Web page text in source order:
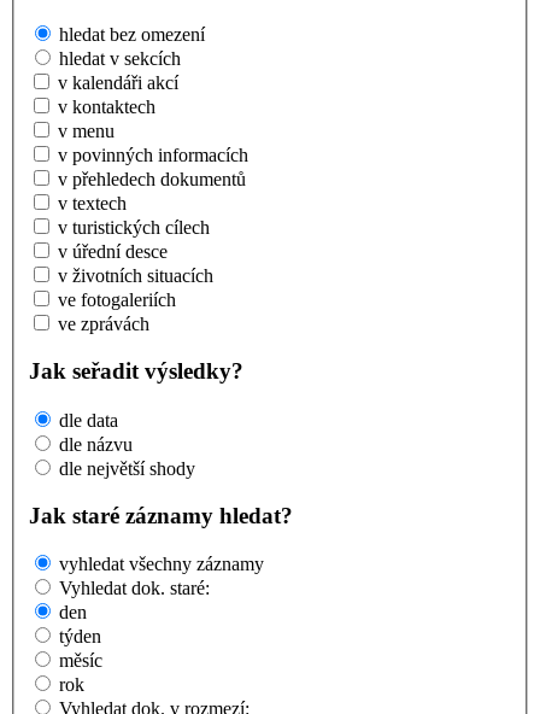
hledat bez omezení
hledat v sekcích
v kalendáři akcí
v kontaktech
v menu
v povinných informacích
v přehledech dokumentů
v textech
v turistických cílech
v úřední desce
v životních situacích
ve fotogaleriích
ve zprávách
Jak seřadit výsledky?
dle data
dle názvu
dle největší shody
Jak staré záznamy hledat?
vyhledat všechny záznamy
Vyhledat dok. staré:
den
týden
měsíc
rok
Vyhledat dok. v rozmezí: